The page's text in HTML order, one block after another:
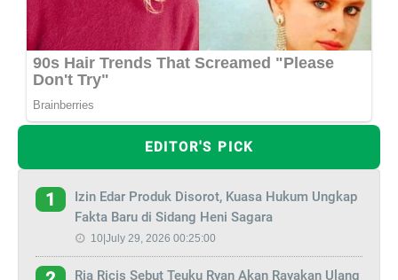
EDITOR'S PICK
1
Izin Edar Produk Disorot, Kuasa Hukum Ungkap
Fakta Baru di Sidang Heni Sagara
10|July 29, 2026 00:25:00
Ria Ricis Sebut Teuku Ryan Akan Rayakan Ulang